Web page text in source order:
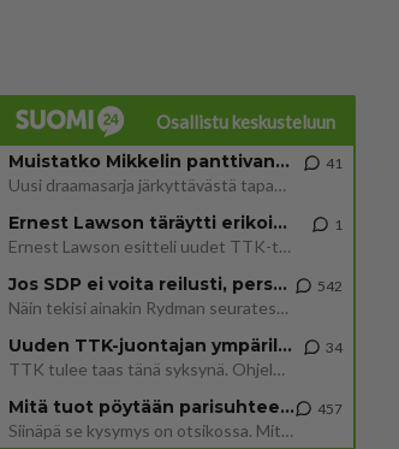
Osallistu keskusteluun
Muistatko Mikkelin panttivankidraaman?
Uusi draamasarja järkyttävästä tapauksesta on tulossa. Tositapahtumiin perustuva sarja ammentaa vuoden 1986 Mikkelin pan
41
Ernest Lawson täräytti erikoisen heiton TTK-lehdistötilaisuudessa: " Onko tässä tarkoituksena...?"
Ernest Lawson esitteli uudet TTK-tähtioppilaat ja opettajat torstaina 6.8. lehdistölle. Tulevalla kaudella on yksi hausk
1
Jos SDP ei voita reilusti, persut kumoavat demokratian Suomesta
Näin tekisi ainakin Rydman seuratessaan idolinsa Trumpin mallia https://www.is.fi/politiikka/art-2000012187244.html
542
Uuden TTK-juontajan ympärillä epätietoisuus sakenee - Nyt MTV hämmentää soppaa
TTK tulee taas tänä syksynä. Ohjelman uudet tähtioppilaat julkistetaan torstaina 6. elokuuta klo 14 alkavassa lehdistö
34
Mitä tuot pöytään parisuhteessa?
Siinäpä se kysymys on otsikossa. Mitäpä siis tuot/toisit pöytään parisuhteessa? Oletko mies vai nainen? Koetko sen mitä
457